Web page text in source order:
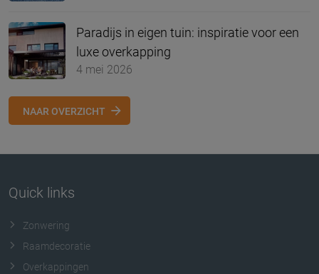
Paradijs in eigen tuin: inspiratie voor een
luxe overkapping
4 mei 2026
NAAR OVERZICHT
Quick links
Zonwering
Raamdecoratie
Overkappingen